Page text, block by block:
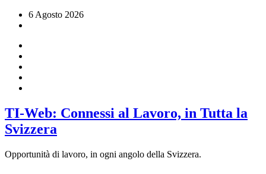
6 Agosto 2026
TI-Web: Connessi al Lavoro, in Tutta la
Svizzera
Opportunità di lavoro, in ogni angolo della Svizzera.